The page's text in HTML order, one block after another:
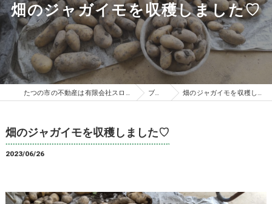
畑のジャガイモを収穫しました♡
たつの市の不動産は有限会社スローライフ ブログ 畑のジャガイモを収穫しました♡
畑のジャガイモを収穫しました♡
2023/06/26